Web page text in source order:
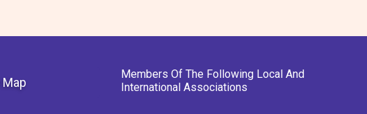
Map
Members Of The Following Local And
International Associations